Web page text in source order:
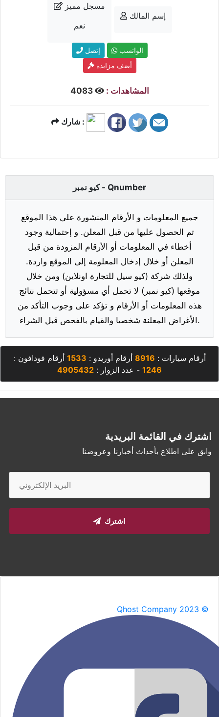
مسجل مميز
نعم
إسم المالك
إتصل
الواتسب
أضف مزايدة
المشاهدات : 4083
شارك :
كيو نمبر - Qnumber
جميع المعلومات و الأرقام المنشورة على هذا الموقع
تم الحصول عليها من قبل المعلن. و إحتمالية وجود
أخطاء في المعلومات أو الأرقام المزودة من قبل
المعلن أو خلال إدخال المعلومة إلى الموقع واردة.
ولذلك شركة (كيو سيل للتجارة اونلاين) ومن خلال
موقعها (كيو نمبر) لا تحمل أي مسؤولية أو تتحمل نتائج
هذه المعلومات أو الأرقام و تؤكد على وجوب التأكد من
الأغراض المعلنة شخصيا والقيام بالفحص قبل الشراء.
أرقام سيارات : 8916 أرقام أوريدو : 1533 أرقام فودافون :
1246 - عدد الزوار : 4905432
اشترك في القائمة البريدية
وابق على اطلاع بأحداث أخبارنا وعروضنا
اشترك
Qhost Company 2023 ©